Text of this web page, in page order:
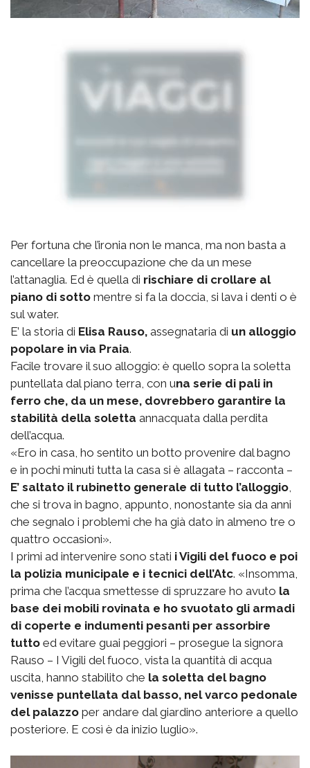
Per fortuna che l’ironia non le manca, ma non basta a
cancellare la preoccupazione che da un mese
l’attanaglia. Ed è quella di rischiare di crollare al
piano di sotto mentre si fa la doccia, si lava i denti o è
sul water.
E’ la storia di Elisa Rauso, assegnataria di un alloggio
popolare in via Praia.
Facile trovare il suo alloggio: è quello sopra la soletta
puntellata dal piano terra, con una serie di pali in
ferro che, da un mese, dovrebbero garantire la
stabilità della soletta annacquata dalla perdita
dell’acqua.
«Ero in casa, ho sentito un botto provenire dal bagno
e in pochi minuti tutta la casa si è allagata – racconta –
E’ saltato il rubinetto generale di tutto l’alloggio,
che si trova in bagno, appunto, nonostante sia da anni
che segnalo i problemi che ha già dato in almeno tre o
quattro occasioni».
I primi ad intervenire sono stati i Vigili del fuoco e poi
la polizia municipale e i tecnici dell’Atc. «Insomma,
prima che l’acqua smettesse di spruzzare ho avuto la
base dei mobili rovinata e ho svuotato gli armadi
di coperte e indumenti pesanti per assorbire
tutto ed evitare guai peggiori – prosegue la signora
Rauso – I Vigili del fuoco, vista la quantità di acqua
uscita, hanno stabilito che la soletta del bagno
venisse puntellata dal basso, nel varco pedonale
del palazzo per andare dal giardino anteriore a quello
posteriore. E così è da inizio luglio».